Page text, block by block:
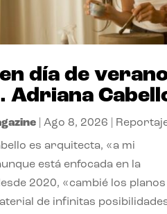
día de
Adriana
| Ago 8, 2026
es arquitecta, «a mi
está enfocada en la
2020, «cambié los planos
de infinitas